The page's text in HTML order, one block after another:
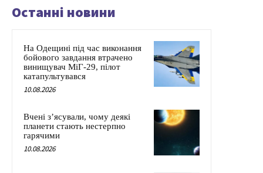
Останні новини
На Одещині під час виконання
бойового завдання втрачено
винищувач МіГ-29, пілот
катапультувався
10.08.2026
Вчені з’ясували, чому деякі
планети стають нестерпно
гарячими
10.08.2026